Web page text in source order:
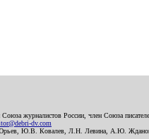
журналистов России, член Союза
dv.com
Юрьев, Ю.В. Ковалев, Л.Н. Левина, А.Ю.